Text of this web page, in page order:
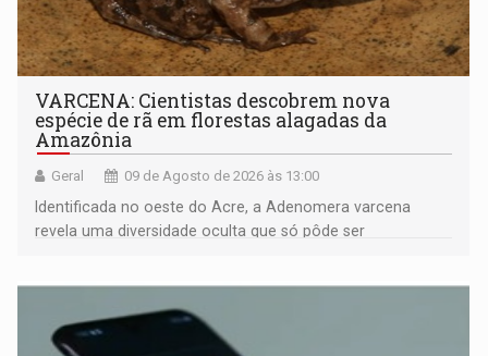
VARCENA: Cientistas descobrem nova
espécie de rã em florestas alagadas da
Amazônia
Geral 09 de Agosto de 2026 às 13:00
Identificada no oeste do Acre, a Adenomera varcena
revela uma diversidade oculta que só pôde ser